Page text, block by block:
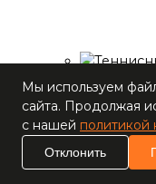
ракеток
ракеток
Мы используем
сайта. Продолжая
с нашей политикой
Отклонить